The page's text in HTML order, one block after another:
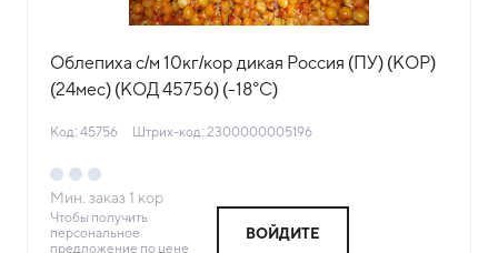
Облепиха с/м 10кг/кор дикая Россия (ПУ) (КОР)
(24мес) (КОД 45756) (-18°С)
Код: 45756 Штрих-код: 2300000005196
Мин. заказ 1 кор
Чтобы получить
персональное
предложение по цене
ВОЙДИТЕ